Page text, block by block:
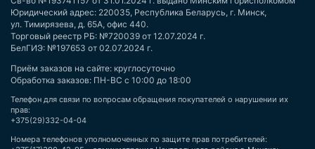
Юридический адрес: 220035, Республика Беларусь, г. Минск,
ул. Тимирязева, д. 65А, офис 440.
Торговый реестр РБ: №720039 от 12.07.2024 г.
БелГИЭ: №197653 от 02.07.2024 г.
Приём заказов на сайте: круглосуточно
Обработка заказов: ПН-ВС с 10:00 до 18:00
Телефон для связи по вопросам обращения покупателей о нарушении их
прав:
+375(29)332-04-04
Номера телефонов уполномоченных по защите прав потребителей: